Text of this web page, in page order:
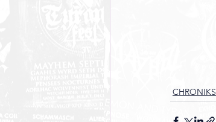
CHRONIKS